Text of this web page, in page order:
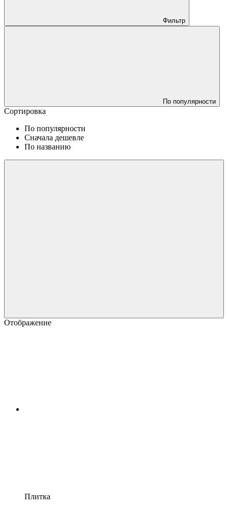
Фильтр
По популярности
Сортировка
По популярности
Сначала дешевле
По названию
Отображение
Плитка